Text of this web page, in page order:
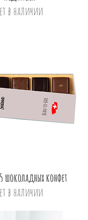
в наличии
просмотр
шоколадных конфет
в наличии